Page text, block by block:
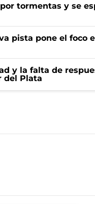
tormentas y se
pista pone el foco
y la falta de
del Plata